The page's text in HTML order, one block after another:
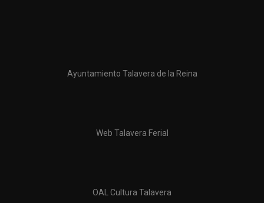
Ayuntamiento Talavera de la Reina
Web Talavera Ferial
OAL Cultura Talavera